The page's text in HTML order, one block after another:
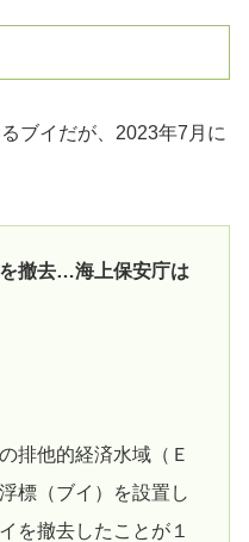
ブイだが、2023年7月に
撤去…海上保安庁は
排他的経済水域（Ｅ
標（ブイ）を設置し
を撤去したことが１